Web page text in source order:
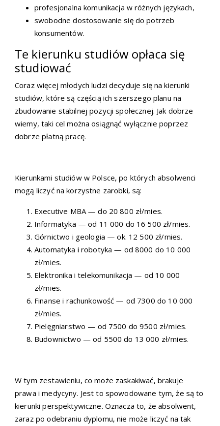
profesjonalna komunikacja w różnych językach,
swobodne dostosowanie się do potrzeb
konsumentów.
Te kierunku studiów opłaca się
studiować
Coraz więcej młodych ludzi decyduje się na kierunki
studiów, które są częścią ich szerszego planu na
zbudowanie stabilnej pozycji społecznej. Jak dobrze
wiemy, taki cel można osiągnąć wyłącznie poprzez
dobrze płatną pracę.
Kierunkami studiów w Polsce, po których absolwenci
mogą liczyć na korzystne zarobki, są:
Executive MBA — do 20 800 zł/mies.
Informatyka — od 11 000 do 16 500 zł/mies.
Górnictwo i geologia — ok. 12 500 zł/mies.
Automatyka i robotyka — od 8000 do 10 000
zł/mies.
Elektronika i telekomunikacja — od 10 000
zł/mies.
Finanse i rachunkowość — od 7300 do 10 000
zł/mies.
Pielęgniarstwo — od 7500 do 9500 zł/mies.
Budownictwo — od 5500 do 13 000 zł/mies.
W tym zestawieniu, co może zaskakiwać, brakuje
prawa i medycyny. Jest to spowodowane tym, że są to
kierunki perspektywiczne. Oznacza to, że absolwent,
zaraz po odebraniu dyplomu, nie może liczyć na tak